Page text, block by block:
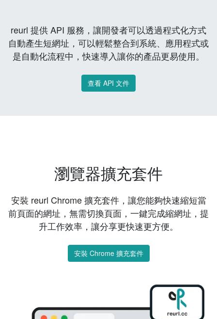
reurl 提供 API 服務，讓開發者可以透過程式化方式
自動產生短網址，可以輕鬆整合到系統、應用程式或
是自動化流程中，快速導入讓你的產品更易使用。
查看 API 文件
瀏覽器擴充套件
安裝 reurl Chrome 擴充套件，讓您能夠快速縮短當
前頁面的網址，無需切換頁面，一鍵完成縮網址，提
升工作效率，讓分享更快速更方便。
安裝 Chrome 擴充套件